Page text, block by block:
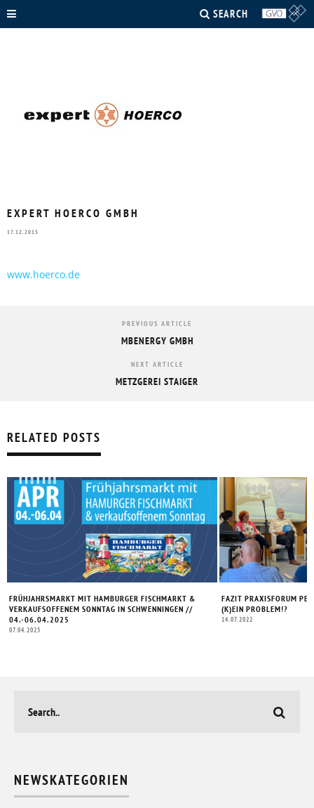
SEARCH
EXPERT HOERCO GMBH
17.12.2015
www.hoerco.de
PREVIOUS ARTICLE
MBENERGY GMBH
NEXT ARTICLE
METZGEREI STAIGER
RELATED POSTS
FRÜHJAHRSMARKT MIT HAMBURGER FISCHMARKT &
VERKAUFSOFFENEM SONNTAG IN SCHWENNINGEN //
04.-06.04.2025
07.04.2025
FAZIT PRAXISFORUM
(K)EIN PROBLEM!?
14.07.2022
NEWSKATEGORIEN